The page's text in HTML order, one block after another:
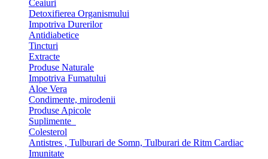
Ceaiuri
Detoxifierea Organismului
Impotriva Durerilor
Antidiabetice
Tincturi
Extracte
Produse Naturale
Impotriva Fumatului
Aloe Vera
Condimente, mirodenii
Produse Apicole
Suplimente
Colesterol
Antistres , Tulburari de Somn, Tulburari de Ritm Cardiac
Imunitate